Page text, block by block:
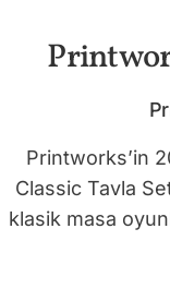
Printworks’in
Classic Tavla
klasik masa